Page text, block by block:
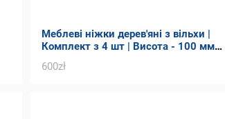
Меблеві ніжки дерев'яні з вільхи |
Комплект з 4 шт | Висота - 100 мм
Товщина - 90 мм
600zł